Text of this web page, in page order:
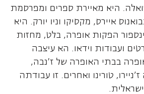
היא מאיירת ספרים ומפרסמת
איירס, מקסיקו וניו יורק. היא
הפקות אופרה, בלט, מחזות
ועבודות וידאו. הא עיצבה
בבתי האופרה של ז'נבה,
טורינו ואחרים. זו עבודתה